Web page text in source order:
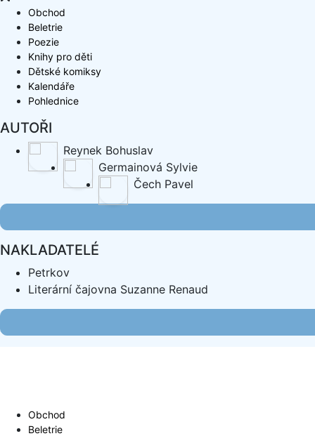
Obchod
Beletrie
Poezie
Knihy pro děti
Dětské komiksy
Kalendáře
Pohlednice
AUTOŘI
Reynek Bohuslav
Germainová Sylvie
Čech Pavel
NAKLADATELÉ
Petrkov
Literární čajovna Suzanne Renaud
Obchod
Beletrie